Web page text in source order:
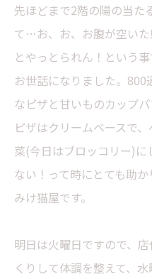
先ほどまで2階の陽の当た
て…お、お、お腹が空い
とやっとられん！という
お世話になりました。
なピザと甘いものカップ
ピザはクリームベースで
菜(今日はブロッコリー)に
ない！って時にとても助
みけ猫屋です。
明日は火曜日ですので、
くりして体調を整えて、